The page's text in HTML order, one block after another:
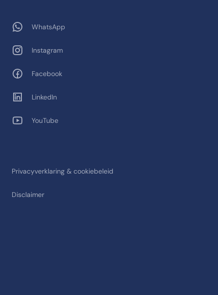
Privacyverklaring & cookiebeleid
Disclaimer
WhatsApp
Instagram
Facebook
LinkedIn
YouTube